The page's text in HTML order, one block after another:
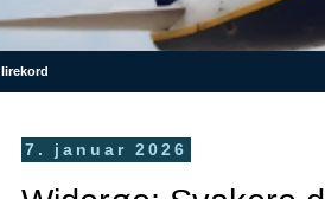
7. januar 2026